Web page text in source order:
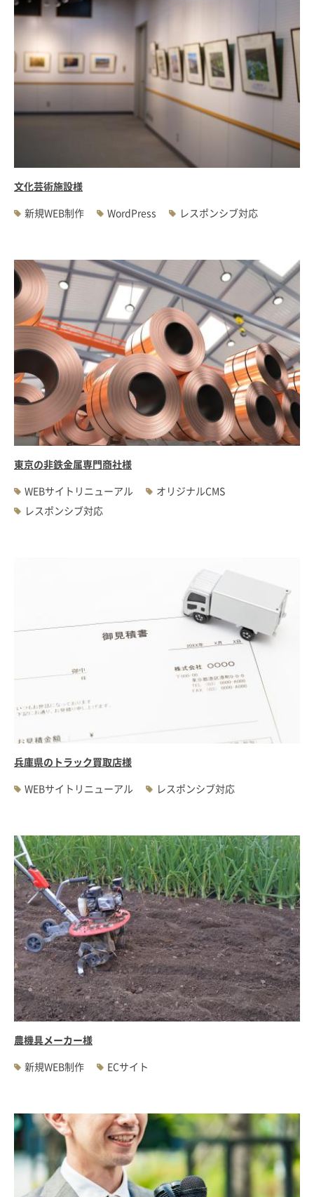
文化芸術施設様
新規WEB制作
WordPress レスポンシブ対応
東京の非鉄金属専門商社様
WEBサイトリニューアル
オリジナルCMS
レスポンシブ対応
兵庫県のトラック買取店様
WEBサイトリニューアル
レスポンシブ対応
農機具メーカー様
新規WEB制作
ECサイト